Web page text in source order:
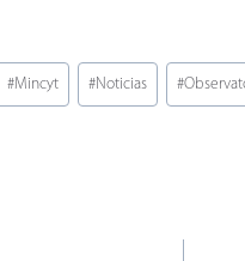
#Mincyt #Noticias #